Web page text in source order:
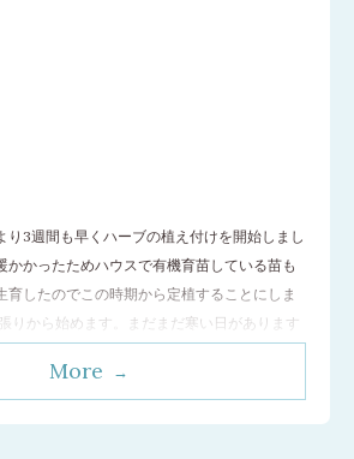
り3週間も早くハーブの植え付けを開始しまし
かかったためハウスで有機育苗している苗も
育したのでこの時期から定植することにしま
りから始めます。まだまだ寒い日があります
たちは春植えジャーマンカモミール、クラリ
More